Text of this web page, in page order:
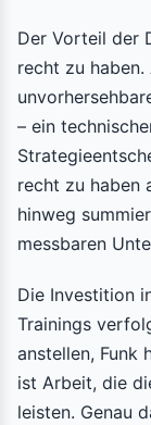
Der Vorteil der
recht zu
– ein
recht zu haben
hinweg
messbaren
Die Investition
Trainings
anstellen, Funk
ist Arbeit, die
leisten. Genau